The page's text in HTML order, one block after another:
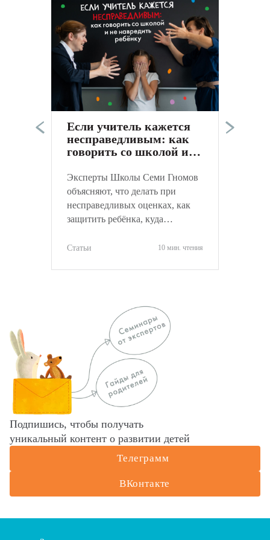
Если учитель кажется
несправедливым: как
говорить со школой и
Эксперты Школы Семи Гномов
объясняют, что делать при
несправедливых оценках, как
защитить ребёнка, куда
оценить ситуацию.
Статьи 10 мин. чтения
Подпишись, чтобы получать
уникальный контент о развитии детей
Телеграмм
ВКонтакте